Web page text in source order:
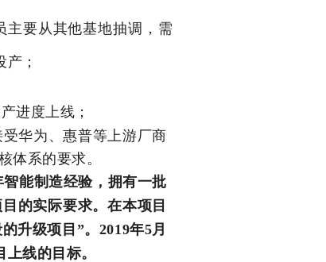
主要从其他基地抽调，需
；
进度上线；
华为、惠普等上游厂商
体系的要求。
能制造经验，拥有一批
的实际要求。在本项目
升级项目”。 2019年5月
线的目标。